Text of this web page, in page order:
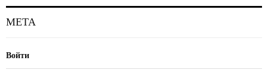
МЕТА
Войти